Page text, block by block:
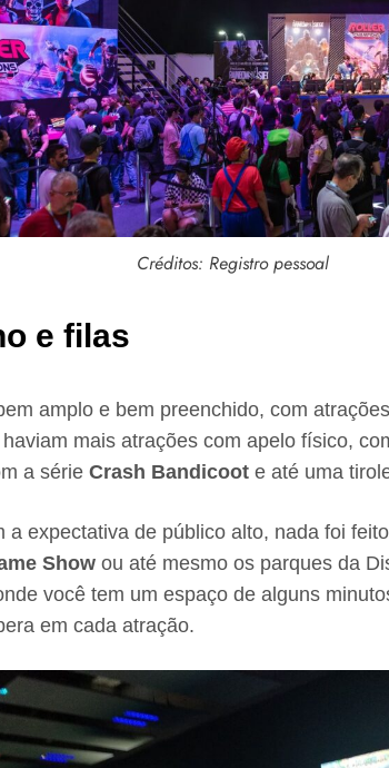
Créditos: Registro pessoal
e filas
amplo e bem preenchido, com
mais atrações com apelo físico,
a série Crash Bandicoot e até uma
a expectativa de público alto, nada foi
Show ou até mesmo os parques da
você tem um espaço de alguns
em cada atração.